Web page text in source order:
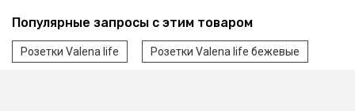
Популярные запросы с этим товаром
Розетки Valena life Розетки Valena life бежевые